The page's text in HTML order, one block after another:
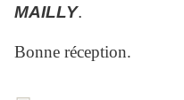
MAILLY.
Bonne réception.